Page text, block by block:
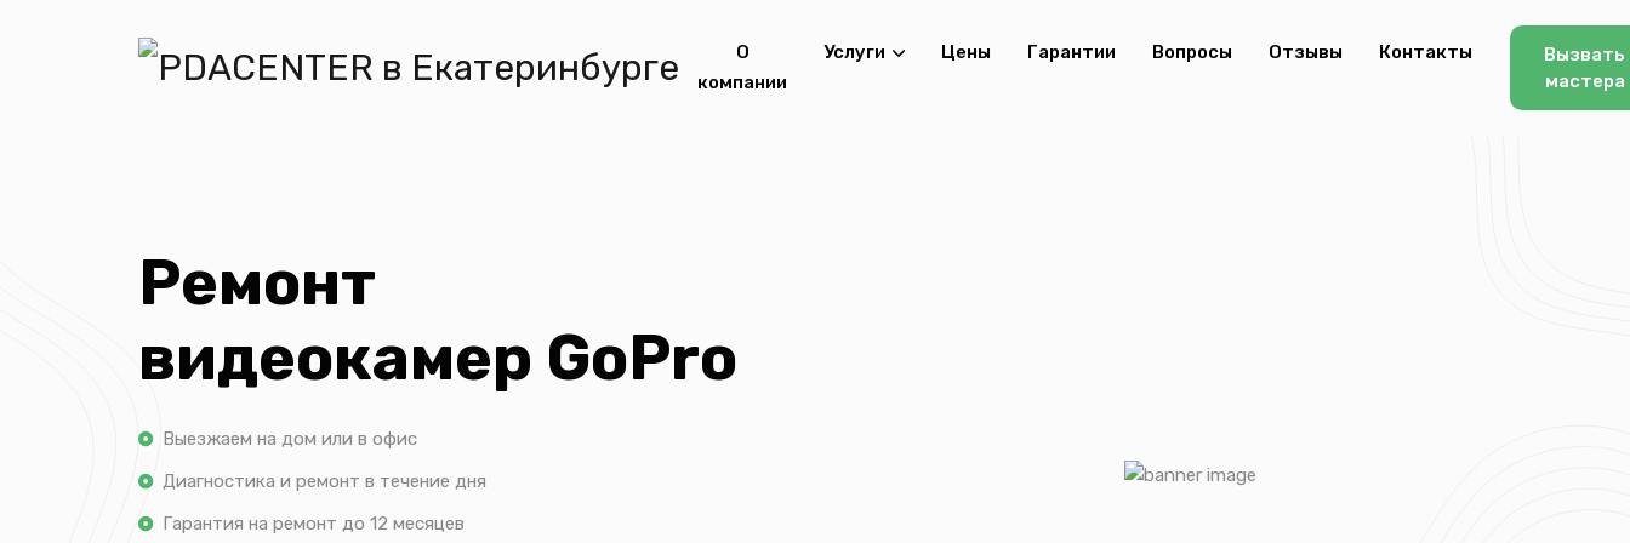
О
компании
Услуги Цены Гарантии Вопросы Отзывы Контакты
Вызвать
мастера
Ремонт
видеокамер GoPro
Выезжаем на дом или в офис
Диагностика и ремонт в течение дня
Гарантия на ремонт до 12 месяцев